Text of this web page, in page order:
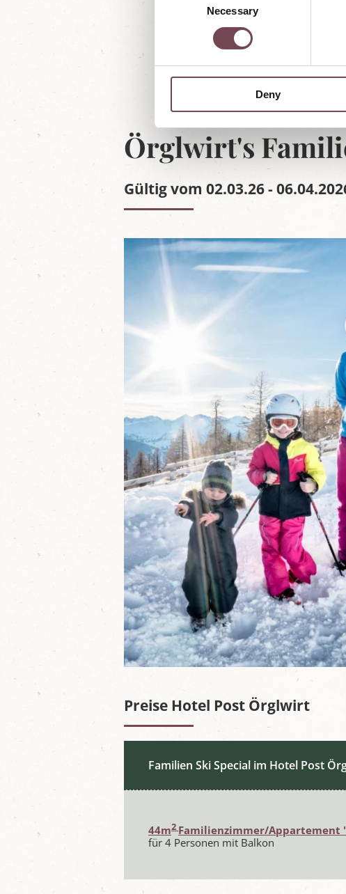
e
l
e
t
i
n
Necessary
Deny
Örglwirt's
Gültig vom 02.03.26 -
Preise Hotel Post Örglwirt
Familien Ski Special im Hotel Post
44m2 Familienzimmer/Appartement
für 4 Personen mit Balkon